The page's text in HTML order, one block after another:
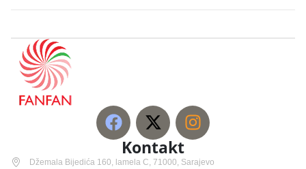
Kontakt
Džemala Bijedića 160, lamela C, 71000, Sarajevo